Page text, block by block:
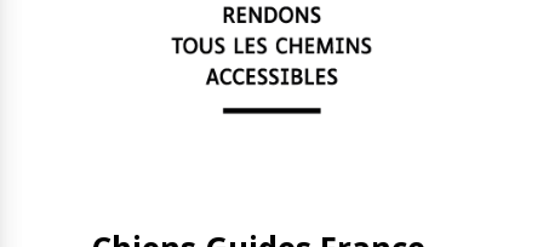
Le chien guide d’aveugle
fonctionnelle
Tout savoir
Nous contacter